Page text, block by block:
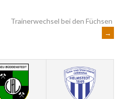
Trainerwechsel bei den Füchsen
→